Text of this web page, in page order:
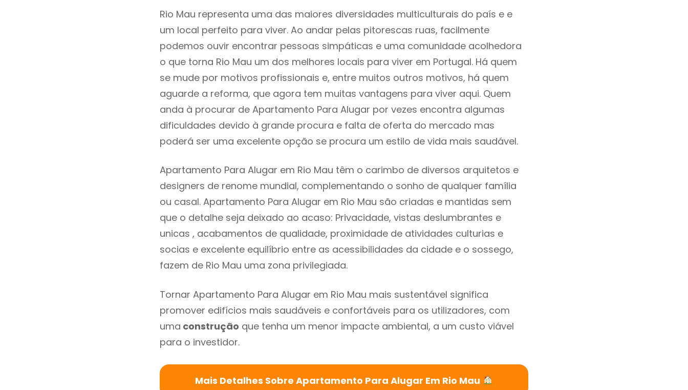
Rio Mau representa uma das maiores diversidades multiculturais do país e e
um local perfeito para viver. Ao andar pelas pitorescas ruas, facilmente
podemos ouvir encontrar pessoas simpáticas e uma comunidade acolhedora
o que torna Rio Mau um dos melhores locais para viver em Portugal. Há quem
se mude por motivos profissionais e, entre muitos outros motivos, há quem
aguarde a reforma, que agora tem muitas vantagens para viver aqui. Quem
anda à procurar de Apartamento Para Alugar por vezes encontra algumas
dificuldades devido à grande procura e falta de oferta do mercado mas
poderá ser uma excelente opção se procura um estilo de vida mais saudável.
Apartamento Para Alugar em Rio Mau têm o carimbo de diversos arquitetos e
designers de renome mundial, complementando o sonho de qualquer família
ou casal. Apartamento Para Alugar em Rio Mau são criadas e mantidas sem
que o detalhe seja deixado ao acaso: Privacidade, vistas deslumbrantes e
unicas , acabamentos de qualidade, proximidade de atividades culturias e
socias e excelente equilíbrio entre as acessibilidades da cidade e o sossego,
fazem de Rio Mau uma zona privilegiada.
Tornar Apartamento Para Alugar em Rio Mau mais sustentável significa
promover edifícios mais saudáveis e confortáveis para os utilizadores, com
uma construção que tenha um menor impacte ambiental, a um custo viável
para o investidor.
Mais Detalhes Sobre Apartamento Para Alugar Em Rio Mau